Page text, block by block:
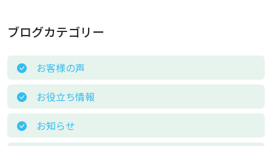
ブログカテゴリー
お客様の声
お役立ち情報
お知らせ